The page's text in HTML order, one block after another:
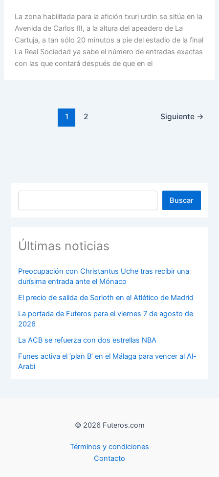
a
t
s
A
p
c
e
b
o
o
n
k
e
d
I
r
e
a
d
s
a
i
l
p
y
L
i
n
a
r
e
La zona habilitada para la afición txuri urdin se sitúa en la
Avenida de Carlos III, a la altura del apeadero de La
Cartuja, a tan sólo 20 minutos a pie del estadio de la final
La Real Sociedad ya sabe el número de entradas exactas
con las que contará después de que en el
1 2 Siguiente →
Buscar
Buscar
Últimas noticias
Preocupación con Christantus Uche tras recibir una
durísima entrada ante el Mónaco
El precio de salida de Sorloth en el Atlético de Madrid
La portada de Futeros para el viernes 7 de agosto de
2026
La ACB se refuerza con dos estrellas NBA
Funes activa el ‘plan B’ en el Málaga para vencer al Al-
Arabi
© 2026 Futeros.com
Términos y condiciones
Contacto